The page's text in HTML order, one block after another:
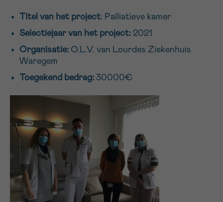
Titel van het project: Palliatieve kamer
Selectiejaar van het project: 2021
Organisatie: O.L.V. van Lourdes Ziekenhuis
Waregem
Toegekend bedrag: 30000€
VOORNAAM
EMAIL
MIJN VRAAG
Ja, stuur mij de nieuwsbrief
16h-18h
Verder